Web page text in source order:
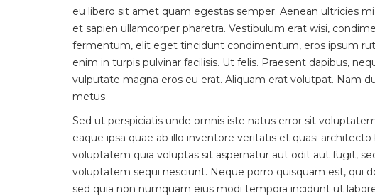
eu libero sit amet quam egestas semper. Aenean ultricies
et sapien ullamcorper pharetra. Vestibulum erat wisi,
fermentum, elit eget tincidunt condimentum, eros ipsum
enim in turpis pulvinar facilisis. Ut felis. Praesent dapibus,
vulputate magna eros eu erat. Aliquam erat volutpat. Nam
metus
Sed ut perspiciatis unde omnis iste natus error sit
eaque ipsa quae ab illo inventore veritatis et quasi
voluptatem quia voluptas sit aspernatur aut odit aut fugit,
voluptatem sequi nesciunt. Neque porro quisquam est, qui
sed quia non numquam eius modi tempora incidunt ut